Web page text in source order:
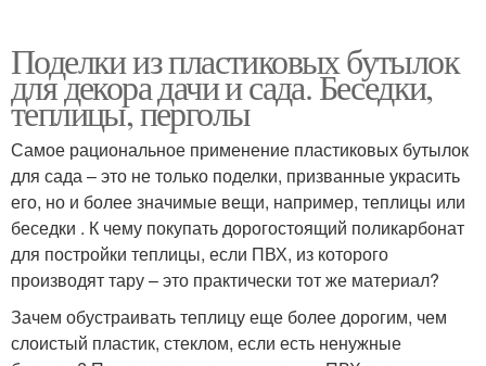
Поделки из пластиковых бутылок
для декора дачи и сада. Беседки,
теплицы, перголы
Самое рациональное применение пластиковых бутылок
для сада – это не только поделки, призванные украсить
его, но и более значимые вещи, например, теплицы или
беседки . К чему покупать дорогостоящий поликарбонат
для постройки теплицы, если ПВХ, из которого
производят тару – это практически тот же материал?
Зачем обустраивать теплицу еще более дорогим, чем
слоистый пластик, стеклом, если есть ненужные